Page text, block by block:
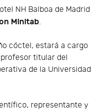
NH Balboa de Madrid
Minitab.
cóctel, estará a cargo
profesor titular del
de la Universidad
representante y